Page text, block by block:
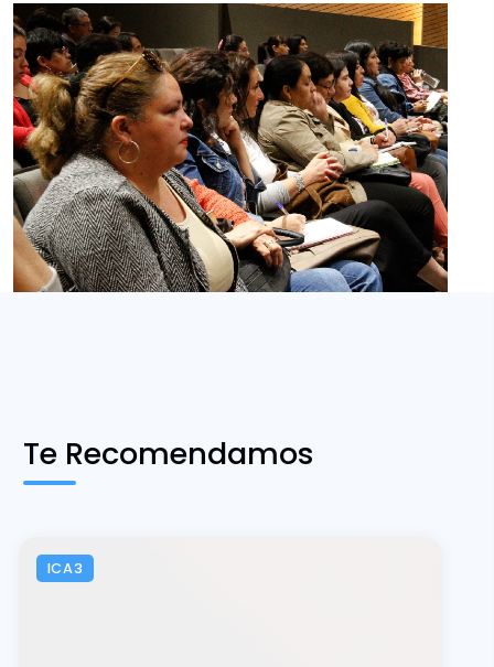
Te Recomendamos
ICA3